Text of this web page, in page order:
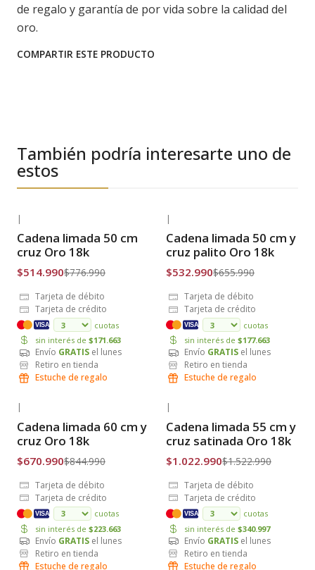
de regalo y garantía de por vida sobre la calidad del
oro.
COMPARTIR ESTE PRODUCTO
También podría interesarte uno de
estos
Envío Gratis
|
Cadena limada 50 cm
cruz Oro 18k
$514.990$776.990
Tarjeta de débito
Tarjeta de crédito
VISA
cuotas
sin interés de $171.663
Envío GRATIS el lunes
Retiro en tienda
Estuche de regalo
Envío Gratis
|
Cadena limada 50 cm y
cruz palito Oro 18k
$532.990$655.990
Tarjeta de débito
Tarjeta de crédito
VISA
cuotas
sin interés de $177.663
Envío GRATIS el lunes
Retiro en tienda
Estuche de regalo
Envío Gratis
|
Cadena limada 60 cm y
cruz Oro 18k
$670.990$844.990
Tarjeta de débito
Tarjeta de crédito
VISA
cuotas
sin interés de $223.663
Envío GRATIS el lunes
Retiro en tienda
Estuche de regalo
Envío Gratis
|
Cadena limada 55 cm y
cruz satinada Oro 18k
$1.022.990$1.522.990
Tarjeta de débito
Tarjeta de crédito
VISA
cuotas
sin interés de $340.997
Envío GRATIS el lunes
Retiro en tienda
Estuche de regalo